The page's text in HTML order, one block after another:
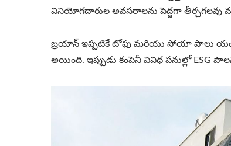
వినియోగదారుల అవసరాలను పెద్దగా తీర్చగలవు
బ్రయాన్ ఇప్పటికే టోఫు మరియు సోయా పాలు
అయింది. ఇప్పుడు కంపెనీ వివిధ పనుల్లో ESG